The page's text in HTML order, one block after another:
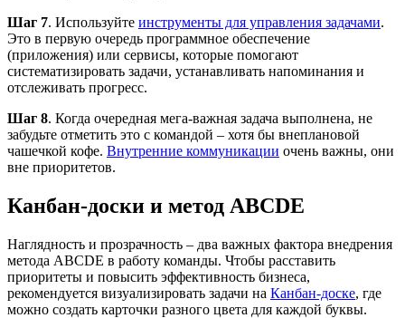
Шаг 7. Используйте инструменты для управления задачами.
Это в первую очередь программное обеспечение
(приложения) или сервисы, которые помогают
систематизировать задачи, устанавливать напоминания и
отслеживать прогресс.
Шаг 8. Когда очередная мега-важная задача выполнена, не
забудьте отметить это с командой – хотя бы внеплановой
чашечкой кофе. Внутренние коммуникации очень важны, они
вне приоритетов.
Канбан-доски и метод ABCDE
Наглядность и прозрачность – два важных фактора внедрения
метода ABCDE в работу команды. Чтобы расставить
приоритеты и повысить эффективность бизнеса,
рекомендуется визуализировать задачи на Канбан-доске, где
можно создать карточки разного цвета для каждой буквы.